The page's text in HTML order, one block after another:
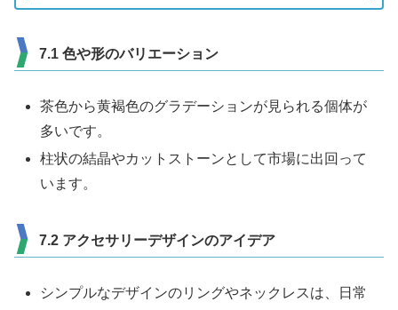
7.1 色や形のバリエーション
茶色から黄褐色のグラデーションが見られる個体が
多いです。
柱状の結晶やカットストーンとして市場に出回って
います。
7.2 アクセサリーデザインのアイデア
シンプルなデザインのリングやネックレスは、日常